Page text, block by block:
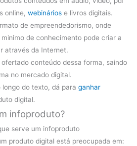
online, webinários e livros digitais.
de empreendedorismo, onde
de conhecimento pode criar a
através da Internet.
conteúdo dessa forma, saindo
no mercado digital.
do texto, dá para ganhar
digital.
infoproduto?
produto digital está preocupada em: